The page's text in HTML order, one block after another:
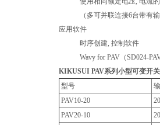
（多可并联连接6台带有输
应用软件
时序创建, 控制软件
Wavy for PAV（SD024-PAV
KIKUSUI PAV系列小型可变开
型号
PAV10-20
PAV20-10